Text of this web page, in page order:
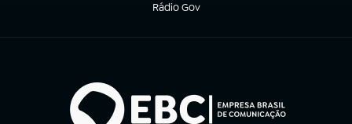
Rádio Gov
(abre em nova aba)